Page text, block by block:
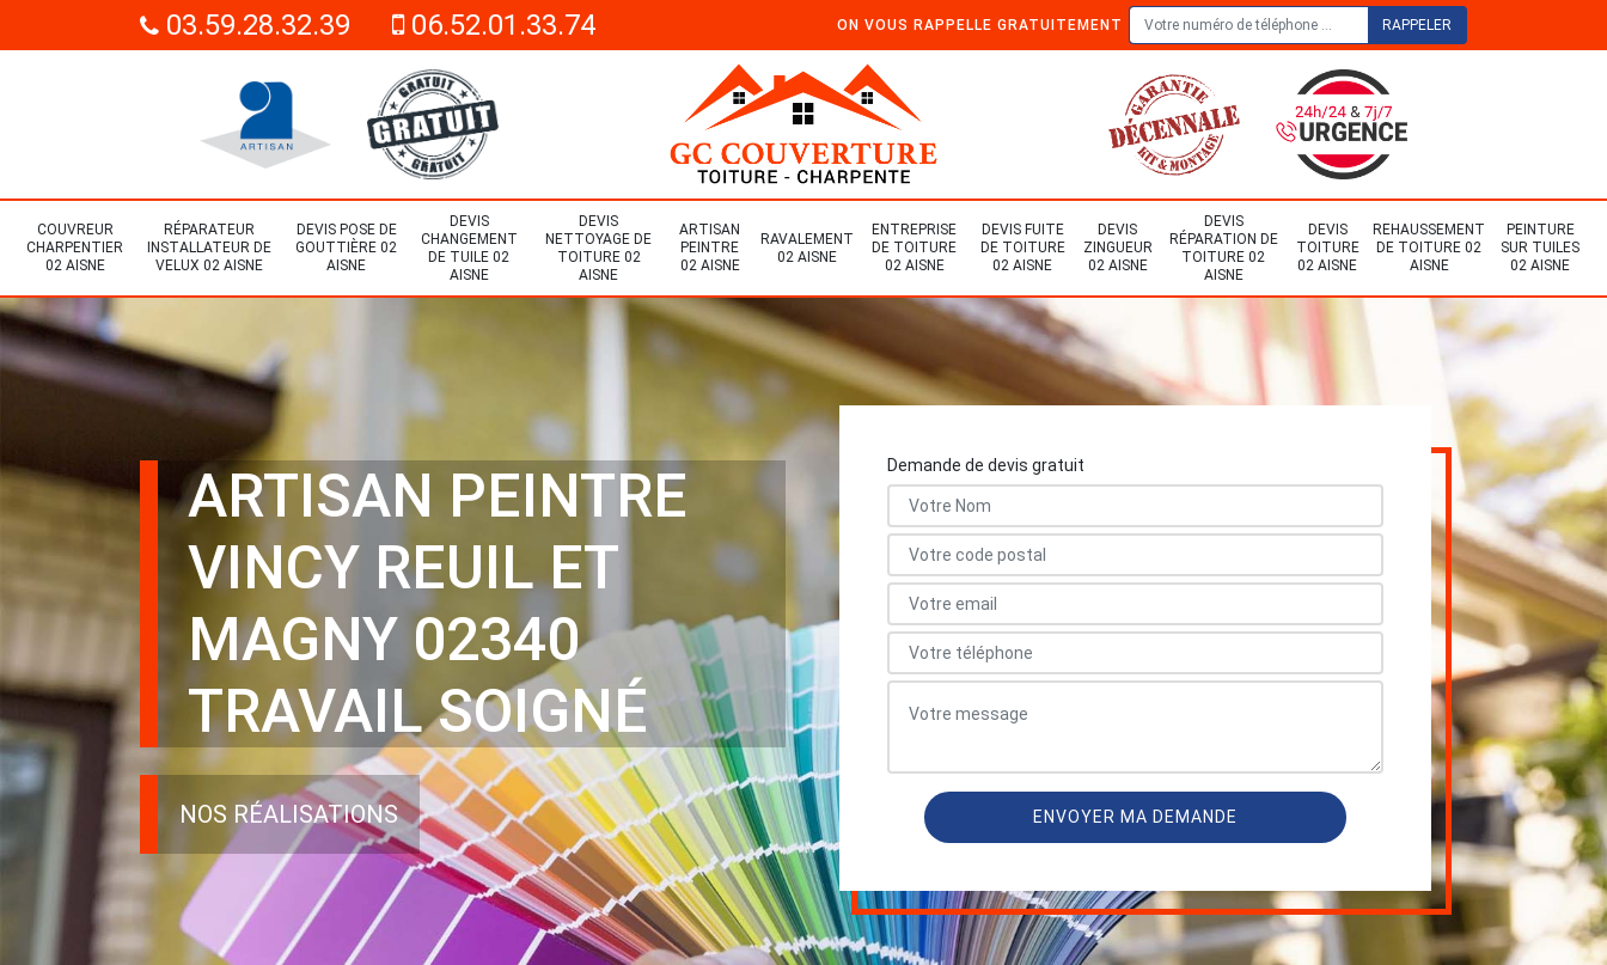
03.59.28.32.39 06.52.01.33.74 ON VOUS RAPPELLE GRATUITEMENT
COUVREUR
CHARPENTIER
02 AISNE
RÉPARATEUR
INSTALLATEUR DE
VELUX 02 AISNE
DEVIS POSE DE
GOUTTIÈRE 02
AISNE
DEVIS
CHANGEMENT
DE TUILE 02
AISNE
DEVIS
NETTOYAGE DE
TOITURE 02
AISNE
ARTISAN
PEINTRE
02 AISNE
RAVALEMENT
02 AISNE
ENTREPRISE
DE TOITURE
02 AISNE
DEVIS FUITE
DE TOITURE
02 AISNE
DEVIS
ZINGUEUR
02 AISNE
DEVIS
RÉPARATION DE
TOITURE 02
AISNE
DEVIS
TOITURE
02 AISNE
REHAUSSEMENT
DE TOITURE 02
AISNE
PEINTURE
SUR TUILES
02 AISNE
ARTISAN PEINTRE
VINCY REUIL ET
MAGNY 02340
TRAVAIL SOIGNÉ
NOS RÉALISATIONS
Demande de devis gratuit